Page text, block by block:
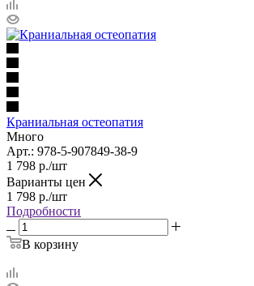
Краниальная остеопатия
Много
Арт.: 978-5-907849-38-9
1 798 р./шт
Варианты цен
1 798 р./шт
Подробности
В корзину